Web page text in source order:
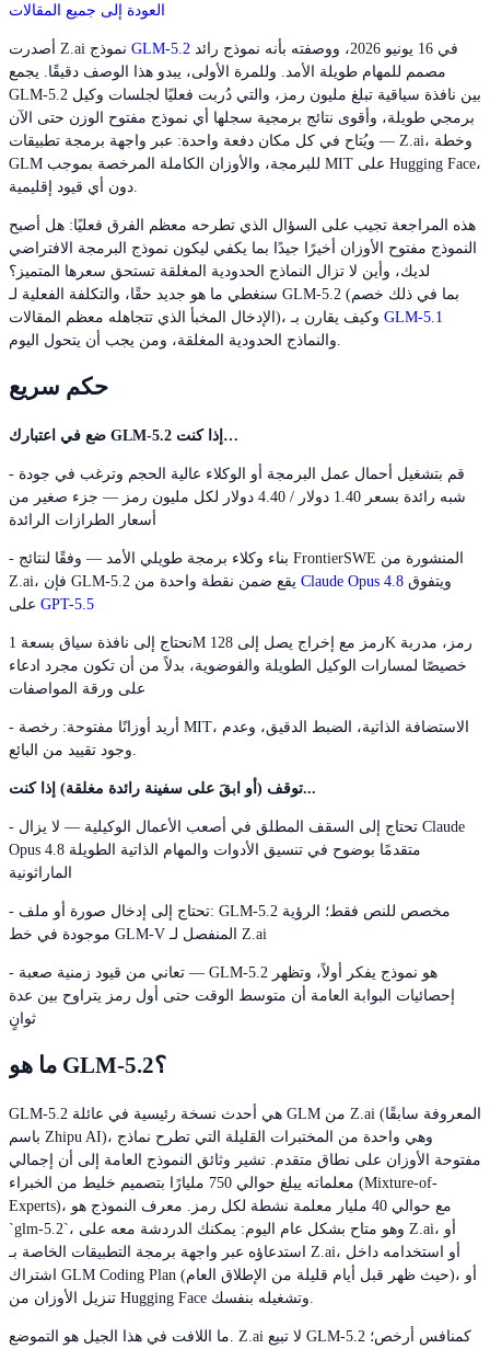
العودة إلى جميع المقالات
GLM-5.2
مصمم للمهام طويلة الأمد. وللمرة الأولى، يبدو هذا الوصف دقيقًا. يجمع
GLM-5.2 بين نافذة سياقية تبلغ مليون رمز، والتي دُربت فعليًا لجلسات وكيل
برمجي طويلة، وأقوى نتائج برمجية سجلها أي نموذج مفتوح الوزن حتى الآن
— ويُتاح في كل مكان دفعة واحدة: عبر واجهة برمجة تطبيقات Z.ai، وخطة
GLM للبرمجة، والأوزان الكاملة المرخصة بموجب MIT على Hugging Face،
هذه المراجعة تجيب على السؤال الذي تطرحه معظم الفرق فعليًا: هل أصبح
النموذج مفتوح الأوزان أخيرًا جيدًا بما يكفي ليكون نموذج البرمجة الافتراضي
لديك، وأين لا تزال النماذج الحدودية المغلقة تستحق سعرها المتميز؟
سنغطي ما هو جديد حقًا، والتكلفة الفعلية لـ GLM-5.2 (بما في ذلك خصم
GLM-5.1
حكم سريع
ضع في اعتبارك GLM-5.2 إذا كنت…
- قم بتشغيل أحمال عمل البرمجة أو الوكلاء عالية الحجم وترغب في جودة
شبه رائدة بسعر 1.40 دولار / 4.40 دولار لكل مليون رمز — جزء صغير من
أسعار الطرازات الرائدة
- بناء وكلاء برمجة طويلي الأمد — وفقًا لنتائج FrontierSWE المنشورة من
Claude Opus 4.8
GPT-5.5
نحتاج إلى نافذة سياق بسعة 1M رمز مع إخراج يصل إلى 128K رمز، مدربة
خصيصًا لمسارات الوكيل الطويلة والفوضوية، بدلاً من أن تكون مجرد ادعاء
على ورقة المواصفات
- أريد أوزانًا مفتوحة: رخصة MIT، الاستضافة الذاتية، الضبط الدقيق، وعدم
توقف (أو ابقَ على سفينة رائدة مغلقة) إذا كنت...
- تحتاج إلى السقف المطلق في أصعب الأعمال الوكيلية — لا يزال Claude
Opus 4.8 متقدمًا بوضوح في تنسيق الأدوات والمهام الذاتية الطويلة
الماراثونية
- تحتاج إلى إدخال صورة أو ملف: GLM-5.2 مخصص للنص فقط؛ الرؤية
موجودة في خط GLM-V المنفصل لـ Z.ai
- تعاني من قيود زمنية صعبة — GLM-5.2 هو نموذج يفكر أولاً، وتظهر
إحصائيات البوابة العامة أن متوسط الوقت حتى أول رمز يتراوح بين عدة
ثوانٍ
ما هو GLM-5.2؟
GLM-5.2 هي أحدث نسخة رئيسية في عائلة GLM من Z.ai (المعروفة سابقًا
باسم Zhipu AI)، وهي واحدة من المختبرات القليلة التي تطرح نماذج
مفتوحة الأوزان على نطاق متقدم. تشير وثائق النموذج العامة إلى أن إجمالي
معلماته يبلغ حوالي 750 مليارًا بتصميم خليط من الخبراء (Mixture-of-
Experts)، مع حوالي 40 مليار معلمة نشطة لكل رمز. معرف النموذج هو
`glm-5.2`، وهو متاح بشكل عام اليوم: يمكنك الدردشة معه على Z.ai، أو
استدعاؤه عبر واجهة برمجة التطبيقات الخاصة بـ Z.ai، أو استخدامه داخل
اشتراك GLM Coding Plan (حيث ظهر قبل أيام قليلة من الإطلاق العام)، أو
ما اللافت في هذا الجيل هو التموضع. Z.ai لا تبيع GLM-5.2 كمنافس أرخص؛